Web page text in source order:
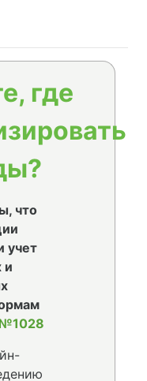
где
что
учет
и